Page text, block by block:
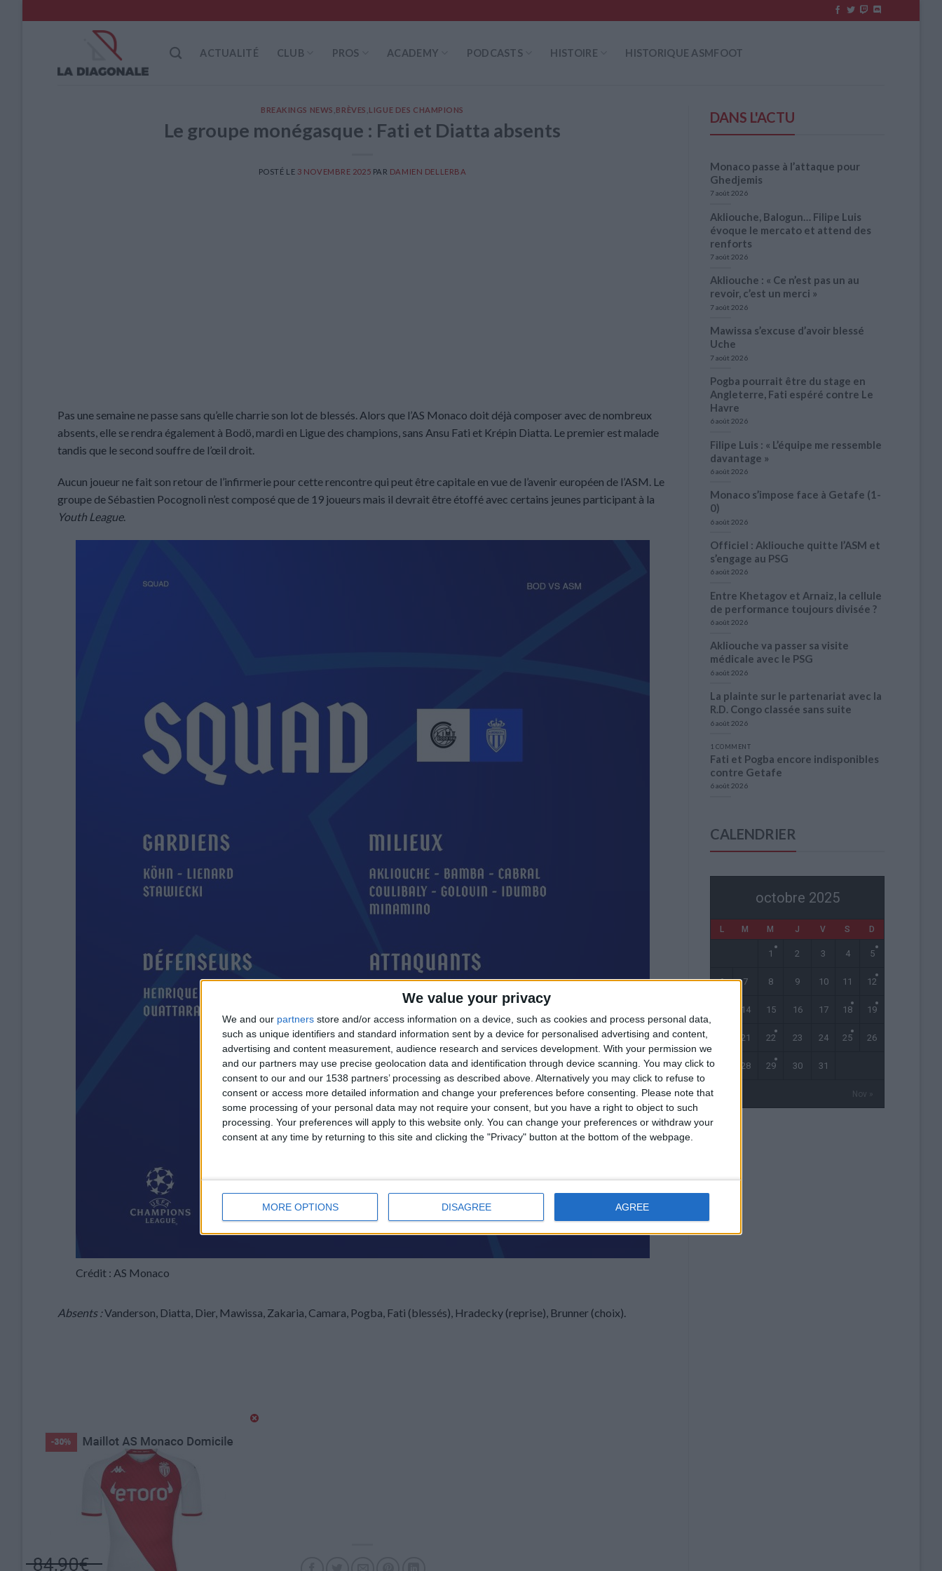
We value your privacy
We and our partners store and/or access information on a device, such as cookies and process personal data,
such as unique identifiers and standard information sent by a device for personalised advertising and content,
advertising and content measurement, audience research and services development. With your permission we
and our partners may use precise geolocation data and identification through device scanning. You may click to
consent to our and our 1538 partners’ processing as described above. Alternatively you may click to refuse to
consent or access more detailed information and change your preferences before consenting.
Please note that
some processing of your personal data may not require your consent, but you have a right to object to such
processing. Your preferences will apply to this website only. You can change your preferences or withdraw your
consent at any time by returning to this site and clicking the "Privacy" button at the bottom of the webpage.
MORE OPTIONS DISAGREE AGREE
to
ACTUALITÉ CLUB PROS ACADEMY PODCASTS HISTOIRE HISTORIQUE ASMFOOT
BREAKINGS NEWS BRÈVES LIGUE DES CHAMPIONS
Le groupe monégasque : Fati et Diatta absents
POSTÉ LE 3 NOVEMBRE 2025 PAR DAMIEN DELLERBA
Pas une semaine ne passe sans qu’elle charrie son lot de blessés. Alors que l’AS Monaco doit déjà composer avec de nombreux
absents, elle se rendra également à Bodö, mardi en Ligue des champions, sans Ansu Fati et Krépin Diatta. Le premier est malade
tandis que le second souffre de l’œil droit.
Aucun joueur ne fait son retour de l’infirmerie pour cette rencontre qui peut être capitale en vue de l’avenir européen de l’ASM. Le
groupe de Sébastien Pocognoli n’est composé que de 19 joueurs mais il devrait être étoffé avec certains jeunes participant à la
Youth League.
Crédit : AS Monaco
Absents :Vanderson, Diatta, Dier, Mawissa, Zakaria, Camara, Pogba, Fati (blessés), Hradecky (reprise), Brunner (choix).
DANS L'ACTU
Monaco passe à l’attaque pour
Ghedjemis
7 août 2026
Akliouche, Balogun… Filipe Luis
évoque le mercato et attend des
renforts
7 août 2026
Akliouche : « Ce n’est pas un au
revoir, c’est un merci »
7 août 2026
Mawissa s’excuse d’avoir blessé
Uche
7 août 2026
Pogba pourrait être du stage en
Angleterre, Fati espéré contre Le
Havre
6 août 2026
Filipe Luis : « L’équipe me ressemble
davantage »
6 août 2026
Monaco s’impose face à Getafe (1-
0)
6 août 2026
Officiel : Akliouche quitte l’ASM et
s’engage au PSG
6 août 2026
Entre Khetagov et Arnaiz, la cellule
de performance toujours divisée ?
6 août 2026
Akliouche va passer sa visite
médicale avec le PSG
6 août 2026
La plainte sur le partenariat avec la
R.D. Congo classée sans suite
6 août 2026
1 COMMENT
Fati et Pogba encore indisponibles
contre Getafe
6 août 2026
CALENDRIER
octobre 2025
L M M J V S D
Nov »
1 2 3 4 5
6 7 8 9 10 11 12
14 15 16 17 18 19
21 22 23 24 25 26
28 29 30 31